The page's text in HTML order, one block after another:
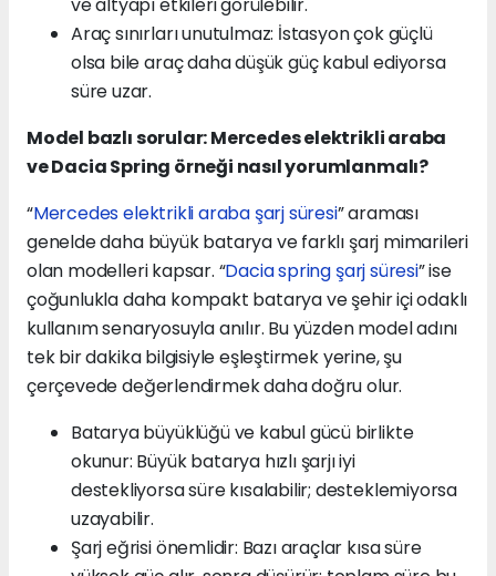
ve altyapı etkileri görülebilir.
Araç sınırları unutulmaz: İstasyon çok güçlü
olsa bile araç daha düşük güç kabul ediyorsa
süre uzar.
Model bazlı sorular: Mercedes elektrikli araba
ve Dacia Spring örneği nasıl yorumlanmalı?
“Mercedes elektrikli araba şarj süresi” araması
genelde daha büyük batarya ve farklı şarj mimarileri
olan modelleri kapsar. “Dacia spring şarj süresi” ise
çoğunlukla daha kompakt batarya ve şehir içi odaklı
kullanım senaryosuyla anılır. Bu yüzden model adını
tek bir dakika bilgisiyle eşleştirmek yerine, şu
çerçevede değerlendirmek daha doğru olur.
Batarya büyüklüğü ve kabul gücü birlikte
okunur: Büyük batarya hızlı şarjı iyi
destekliyorsa süre kısalabilir; desteklemiyorsa
uzayabilir.
Şarj eğrisi önemlidir: Bazı araçlar kısa süre